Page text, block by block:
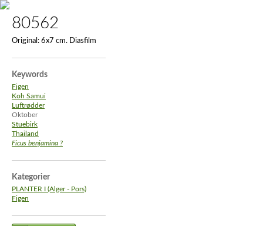
80562
Original: 6x7 cm. Diasfilm
Keywords
Figen
Koh Samui
Luftrødder
Oktober
Stuebirk
Thailand
Ficus benjamina ?
Kategorier
PLANTER I (Alger - Pors)
Figen